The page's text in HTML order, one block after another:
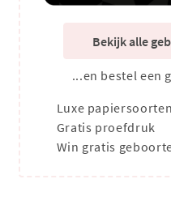
Bekijk alle
...en bestel een
Luxe
Gratis proefdruk
Win gratis